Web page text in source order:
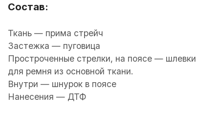
Состав:
Ткань — прима стрейч
Застежка — пуговица
Простроченные стрелки, на поясе — шлевки
для ремня из основной ткани.
Внутри — шнурок в поясе
Нанесения — ДТФ